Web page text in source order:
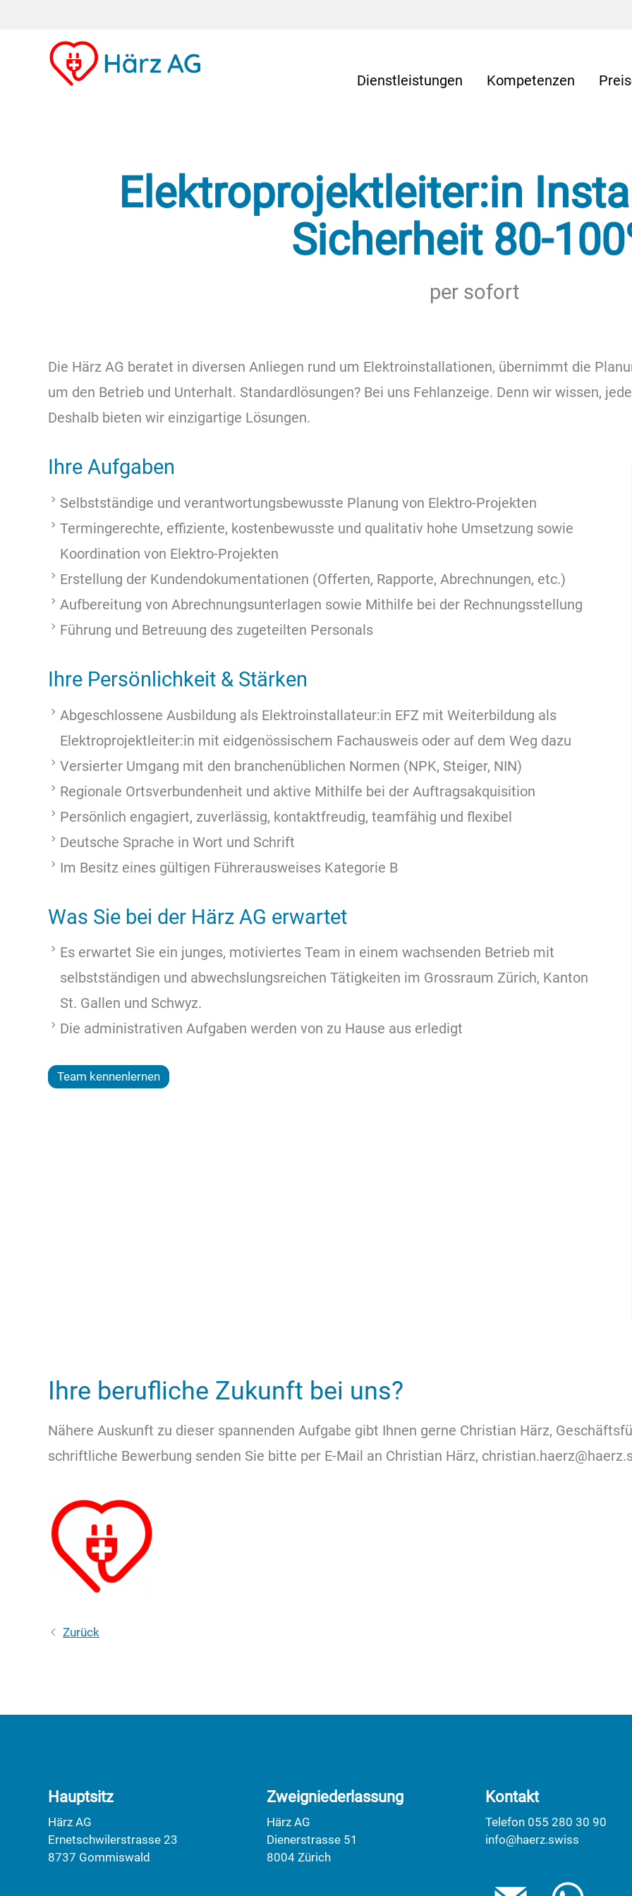
Dienstleistungen Kompetenzen
Elektroprojektleiter:in
Sicherheit 80-
per sofort
Die Härz AG beratet in diversen Anliegen rund um Elektroinstallationen, übernimmt die
um den Betrieb und Unterhalt. Standardlösungen? Bei uns Fehlanzeige. Denn wir wissen,
Deshalb bieten wir einzigartige Lösungen.
Ihre Aufgaben
Selbstständige und verantwortungsbewusste Planung von Elektro-Projekten
Termingerechte, effiziente, kostenbewusste und qualitativ hohe Umsetzung sowie
Koordination von Elektro-Projekten
Erstellung der Kundendokumentationen (Offerten, Rapporte, Abrechnungen, etc.)
Aufbereitung von Abrechnungsunterlagen sowie Mithilfe bei der Rechnungsstellung
Führung und Betreuung des zugeteilten Personals
Ihre Persönlichkeit & Stärken
Abgeschlossene Ausbildung als Elektroinstallateur:in EFZ mit Weiterbildung als
Elektroprojektleiter:in mit eidgenössischem Fachausweis oder auf dem Weg dazu
Versierter Umgang mit den branchenüblichen Normen (NPK, Steiger, NIN)
Regionale Ortsverbundenheit und aktive Mithilfe bei der Auftragsakquisition
Persönlich engagiert, zuverlässig, kontaktfreudig, teamfähig und flexibel
Deutsche Sprache in Wort und Schrift
Im Besitz eines gültigen Führerausweises Kategorie B
Was Sie bei der Härz AG erwartet
Es erwartet Sie ein junges, motiviertes Team in einem wachsenden Betrieb mit
selbstständigen und abwechslungsreichen Tätigkeiten im Grossraum Zürich, Kanton
St. Gallen und Schwyz.
Die administrativen Aufgaben werden von zu Hause aus erledigt
Team kennenlernen
Ihre berufliche Zukunft bei uns?
Nähere Auskunft zu dieser spannenden Aufgabe gibt Ihnen gerne Christian Härz,
schriftliche Bewerbung senden Sie bitte per E-Mail an Christian Härz,
Zurück
Hauptsitz
Härz AG
Ernetschwilerstrasse 23
8737 Gommiswald
Zweigniederlassung
Härz AG
Dienerstrasse 51
8004 Zürich
Kontakt
Telefon 055 280 30 90
info@haerz.swiss